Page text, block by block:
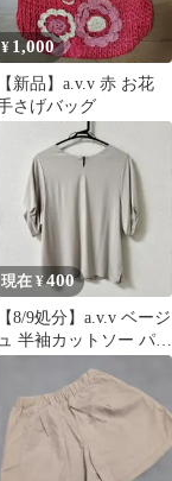
¥ 1,000
【新品】a.v.v 赤 お花
さげバッグ
現在 ¥400
【8/9処分】a.v.v ベージ
ュ 半袖カットソー パフ
リーブ